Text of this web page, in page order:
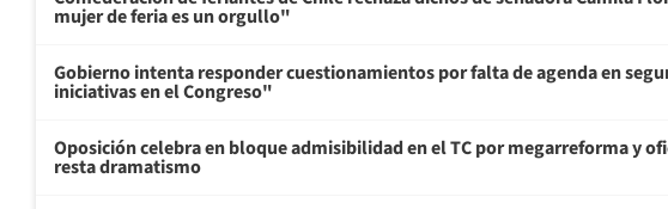
mujer de feria es un orgullo"
Gobierno intenta responder cuestionamientos por falta de agenda en
iniciativas en el Congreso"
Oposición celebra en bloque admisibilidad en el TC por megarreforma y
resta dramatismo